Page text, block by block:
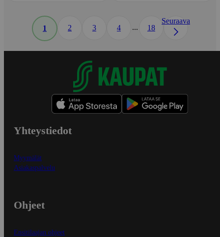
1 2 3 4 ... 18
Seuraava
Yhteystiedot
Myymälät
Asiakaspalvelu
Ohjeet
Ensitilaajan ohjeet